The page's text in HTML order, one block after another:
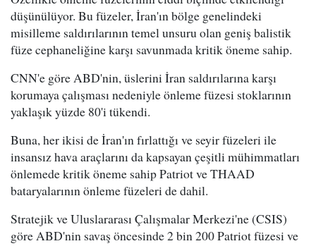
düşünülüyor. Bu füzeler, İran'ın bölge genelindeki
misilleme saldırılarının temel unsuru olan geniş balistik
füze cephaneliğine karşı savunmada kritik öneme sahip.
CNN'e göre ABD'nin, üslerini İran saldırılarına karşı
korumaya çalışması nedeniyle önleme füzesi stoklarının
yaklaşık yüzde 80'i tükendi.
Buna, her ikisi de İran'ın fırlattığı ve seyir füzeleri ile
insansız hava araçlarını da kapsayan çeşitli mühimmatları
önlemede kritik öneme sahip Patriot ve THAAD
bataryalarının önleme füzeleri de dahil.
Stratejik ve Uluslararası Çalışmalar Merkezi'ne (CSIS)
göre ABD'nin savaş öncesinde 2 bin 200 Patriot füzesi ve